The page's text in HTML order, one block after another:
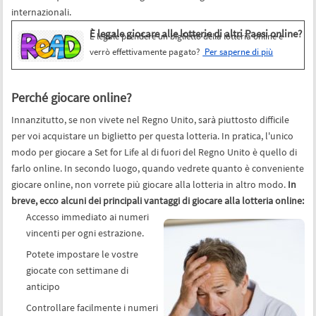
internazionali.
È legale giocare alle lotterie di altri Paesi online?
È legale prendere un biglietto della lotteria online e
verrò effettivamente pagato? Per saperne di più
Perché giocare online?
Innanzitutto, se non vivete nel Regno Unito, sarà piuttosto difficile
per voi acquistare un biglietto per questa lotteria. In pratica, l'unico
modo per giocare a Set for Life al di fuori del Regno Unito è quello di
farlo online. In secondo luogo, quando vedrete quanto è conveniente
giocare online, non vorrete più giocare alla lotteria in altro modo. In
breve, ecco alcuni dei principali vantaggi di giocare alla lotteria online:
Accesso immediato ai numeri
vincenti per ogni estrazione.
Potete impostare le vostre
giocate con settimane di
anticipo
Controllare facilmente i numeri